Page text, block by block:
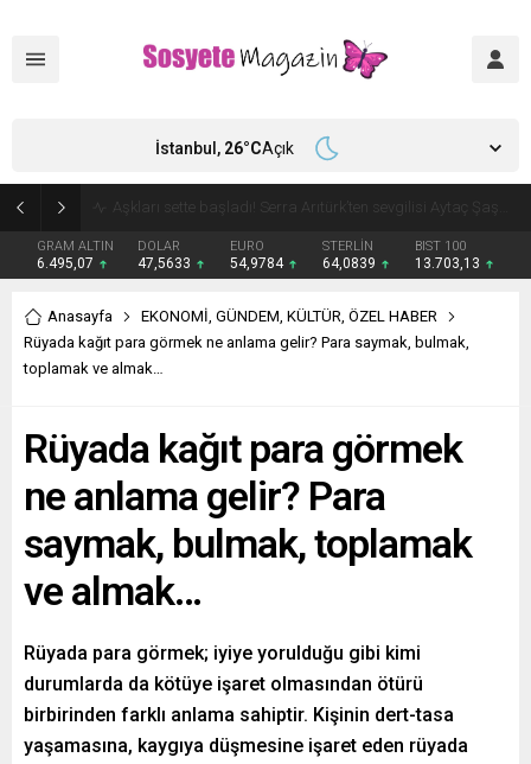
GRAM ALTIN
6.495,07
DOLAR
47,5633
EURO
54,9784
STERLİN
64,0839
BIST 100
13.703,13
İstanbul, 26°CAçık
Anasayfa EKONOMİ, GÜNDEM, KÜLTÜR, ÖZEL HABER
Rüyada kağıt para görmek ne anlama gelir? Para saymak, bulmak,
toplamak ve almak…
Rüyada kağıt para görmek
ne anlama gelir? Para
saymak, bulmak, toplamak
ve almak…
Rüyada para görmek; iyiye yorulduğu gibi kimi
durumlarda da kötüye işaret olmasından ötürü
birbirinden farklı anlama sahiptir. Kişinin dert-tasa
yaşamasına, kaygıya düşmesine işaret eden rüyada